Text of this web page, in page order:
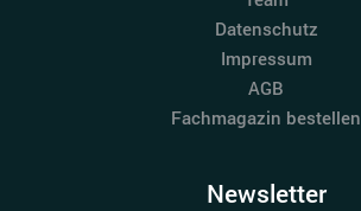
Datenschutz
Impressum
AGB
Fachmagazin bestellen
Newsletter